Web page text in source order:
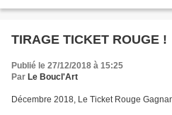
TIRAGE TICKET ROUGE !
Publié le 27/12/2018 à 15:25
Par Le Boucl'Art
Décembre 2018, Le Ticket Rouge